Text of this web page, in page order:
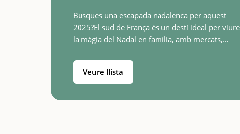
Busques una escapada nadalenca per aquest
2025?El sud de França és un destí ideal per viure
la màgia del Nadal en família, amb mercats,
unes hores de Catalunya, trobareu…
Veure llista